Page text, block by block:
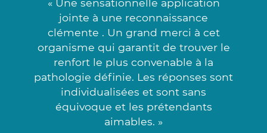
« Une sensationnelle application
jointe à une reconnaissance
clémente . Un grand merci à cet
organisme qui garantit de trouver le
renfort le plus convenable à la
pathologie définie. Les réponses sont
individualisées et sont sans
équivoque et les prétendants
aimables. »